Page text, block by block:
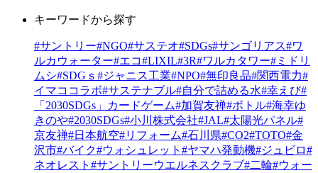
キーワードから探す
#サントリー#NGO#サステオ#SDGs#サンゴリアス#ワ
ルカウォーター#エコ#LIXIL#3R#ワルカタワー#ミドリ
ムシ#SDGｓ #ジャニス工業#NPO#無印良品#関西電力#
イマココラボ#サステナブル#自分で詰める水#幸えび#
「2030SDGs」カードゲーム#加賀友禅#ボトル#海幸ゆ
きのや#2030SDGs#小川株式会社#JAL#太陽光パネル#
京友禅#日本航空#リフォーム#石川県#CO2#TOTO#金
沢市#バイク#ウォシュレット #ヤマハ発動機#ジュビロ#
ネオレスト #サントリーウエルネスクラブ#二輪#ウォー